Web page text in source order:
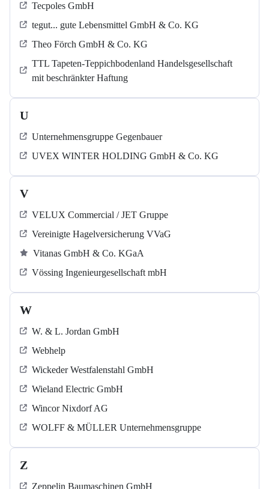
Tecpoles GmbH
tegut... gute Lebensmittel GmbH & Co. KG
Theo Förch GmbH & Co. KG
TTL Tapeten-Teppichbodenland Handelsgesellschaft
mit beschränkter Haftung
U
Unternehmensgruppe Gegenbauer
UVEX WINTER HOLDING GmbH & Co. KG
V
VELUX Commercial / JET Gruppe
Vereinigte Hagelversicherung VVaG
Vitanas GmbH & Co. KGaA
Vössing Ingenieurgesellschaft mbH
W
W. & L. Jordan GmbH
Webhelp
Wickeder Westfalenstahl GmbH
Wieland Electric GmbH
Wincor Nixdorf AG
WOLFF & MÜLLER Unternehmensgruppe
Z
Zeppelin Baumaschinen GmbH